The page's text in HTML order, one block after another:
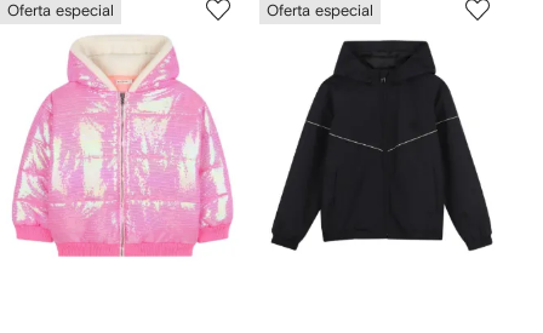
Oferta especial Oferta especial